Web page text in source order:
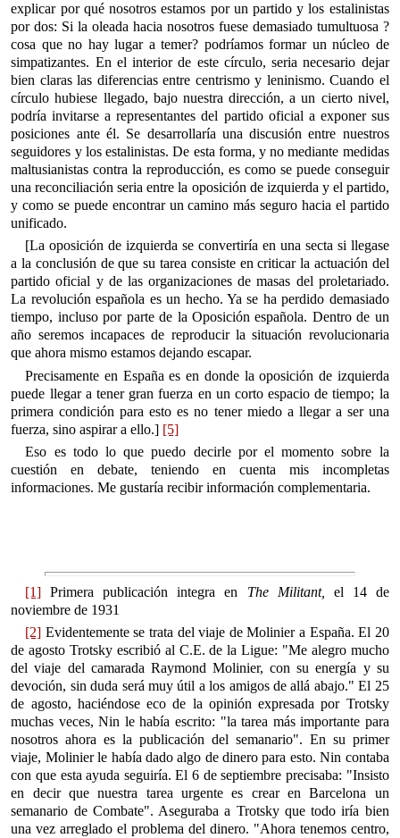
explicar por qué nosotros estamos por un partido y los estalinistas
por dos: Si la oleada hacia nosotros fuese demasiado tumultuosa ?
cosa que no hay lugar a temer? podríamos formar un núcleo de
simpatizantes. En el interior de este círculo, seria necesario dejar
bien claras las diferencias entre centrismo y leninismo. Cuando el
círculo hubiese llegado, bajo nuestra dirección, a un cierto nivel,
podría invitarse a representantes del partido oficial a exponer sus
posiciones ante él. Se desarrollaría una discusión entre nuestros
seguidores y los estalinistas. De esta forma, y no mediante medidas
maltusianistas contra la reproducción, es como se puede conseguir
una reconciliación seria entre la oposición de izquierda y el partido,
y como se puede encontrar un camino más seguro hacia el partido
unificado.
[La oposición de izquierda se convertiría en una secta si llegase
a la conclusión de que su tarea consiste en criticar la actuación del
partido oficial y de las organizaciones de masas del proletariado.
La revolución española es un hecho. Ya se ha perdido demasiado
tiempo, incluso por parte de la Oposición española. Dentro de un
año seremos incapaces de reproducir la situación revolucionaria
que ahora mismo estamos dejando escapar.
Precisamente en España es en donde la oposición de izquierda
puede llegar a tener gran fuerza en un corto espacio de tiempo; la
primera condición para esto es no tener miedo a llegar a ser una
fuerza, sino aspirar a ello.] [5]
Eso es todo lo que puedo decirle por el momento sobre la
cuestión en debate, teniendo en cuenta mis incompletas
informaciones. Me gustaría recibir información complementaria.
[1] Primera publicación integra en The Militant,
el 14 de
noviembre de 1931
[2] Evidentemente se trata del viaje de Molinier a España. El 20
de agosto Trotsky escribió al C.E. de la Ligue: "Me alegro mucho
del viaje del camarada Raymond Molinier, con su energía y su
devoción, sin duda será muy útil a los amigos de allá abajo." El 25
de agosto, haciéndose eco de la opinión expresada por Trotsky
muchas veces, Nin le había escrito: "la tarea más importante para
nosotros ahora es la publicación del semanario". En su primer
viaje, Molinier le había dado algo de dinero para esto. Nin contaba
con que esta ayuda seguiría. El 6 de septiembre precisaba: "Insisto
en decir que nuestra tarea urgente es crear en Barcelona un
semanario de Combate". Aseguraba a Trotsky que todo iría bien
una vez arreglado el problema del dinero. "Ahora tenemos centro,